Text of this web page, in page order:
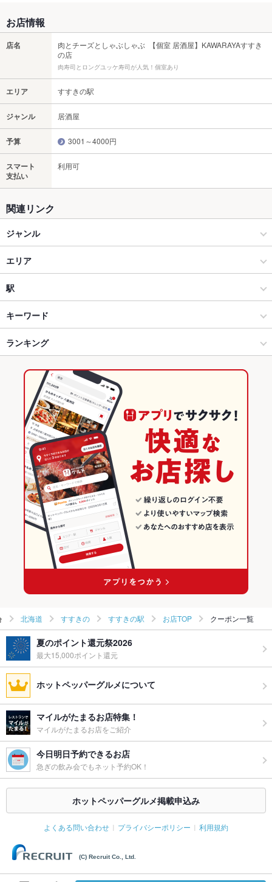
お店情報
店名
肉とチーズとしゃぶしゃぶ 【個室 居酒屋】KAWARAYAすすき
の店
肉寿司とロングユッケ寿司が人気！個室あり
エリア すすきの駅
ジャンル 居酒屋
予算 3001～4000円
スマート
支払い
利用可
関連リンク
ジャンル
居酒屋
和風
すすきの × 居酒屋
すすきの × 和風
すすきの駅 × 居酒屋
すすきの駅 × 和風
しゃぶしゃぶ・すき焼き
すすきの × 和食
すすきの × しゃぶしゃぶ・すき焼き
すすきの駅 × 和食
すすきの駅 × しゃぶしゃぶ・すき焼き
エリア
すすきの駅
すすきの駅 × 居酒屋
すすきの駅 × 和風
すすきの駅 × 和食
すすきの駅 × しゃぶしゃぶ・すき焼き
北海道
北海道 × 居酒屋
北海道 × 和風
北海道 × 和食
北海道 × しゃぶしゃぶ・すき焼き
駅
資生館小学校前駅
すすきの駅
キーワード
卵焼き からあげ エビ料理
リゾット パスタ マルゲリータ
ジンギスカン チーズフォンデュ
揚げ餃子
ランキング
北海道のグルメランキング
北海道の居酒屋ランキング
すすきののグルメランキング
すすきのの居酒屋ランキング
すすきの駅のグルメランキング
すすきの駅の居酒屋ランキング
北海道 すすきの すすきの駅 お店TOP クーポン一覧
夏のポイント還元祭2026
最大15,000ポイント還元
ホットペッパーグルメについて
マイルがたまるお店特集！
マイルがたまるお店をご紹介
今日明日予約できるお店
急ぎの飲み会でもネット予約OK！
ホットペッパーグルメ掲載申込み
よくある問い合わせ プライバシーポリシー 利用規約
(C) Recruit Co., Ltd.